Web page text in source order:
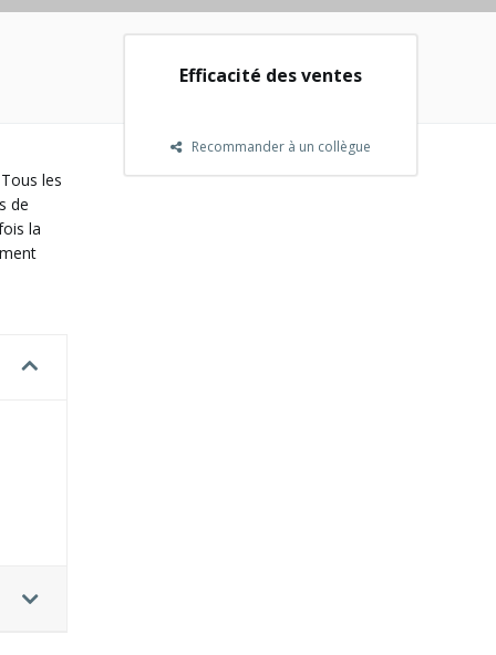
Efficacité des ventes
Recommander à un collègue
les
de
la